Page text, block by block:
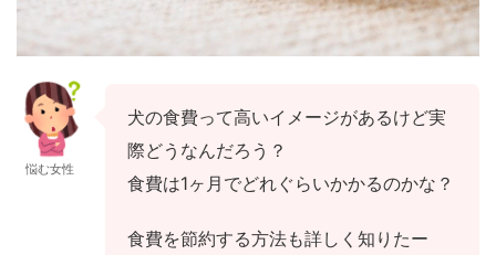
悩む女性
犬の食費って高いイメージがあるけど実
際どうなんだろう？
食費は1ヶ月でどれぐらいかかるのかな？
食費を節約する方法も詳しく知りたー